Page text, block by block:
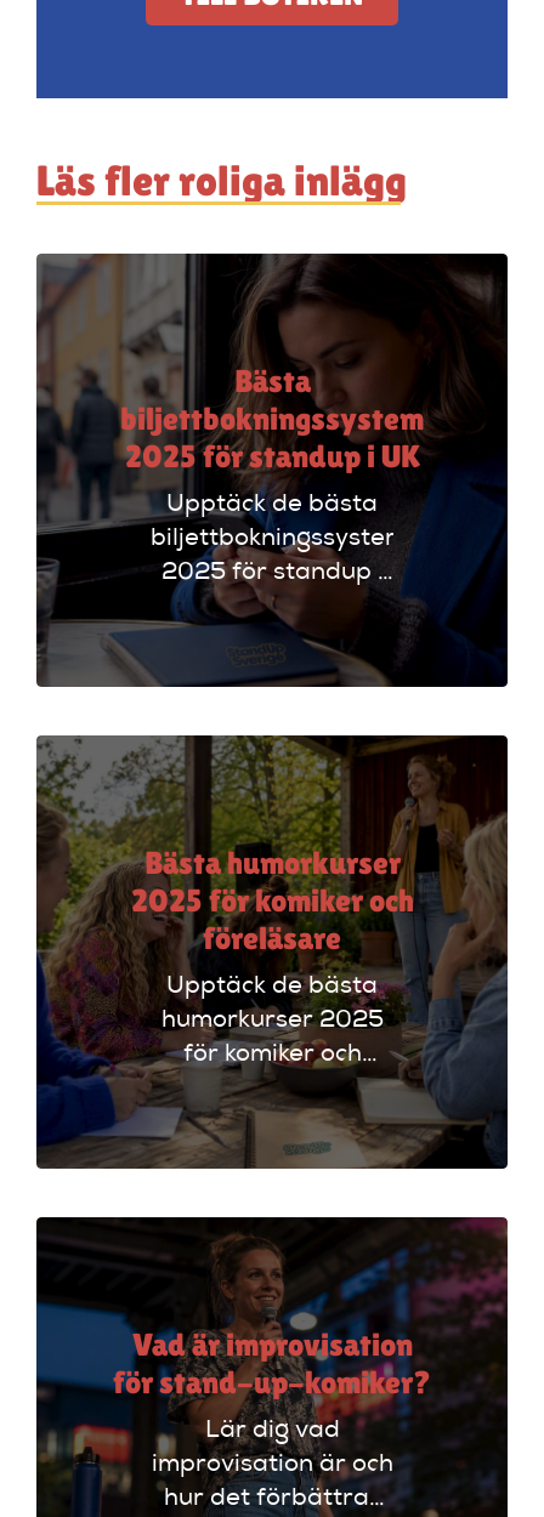
Läs fler roliga inlägg
Bästa
biljettbokningssystem
2025 för standup i UK
Upptäck de bästa
biljettbokningssystem
2025 för standup i
UK. Jämför
plattformar som
Ticketmaster och
rätt alternativ!
Bästa humorkurser
2025 för komiker och
föreläsare
Upptäck de bästa
humorkurser 2025
för komiker och
föreläsare. Lär dig
tekniker och få
scenerfarenhet med
Vad är improvisation
för stand-up-komiker?
Lär dig vad
improvisation är och
hur det förbättrar